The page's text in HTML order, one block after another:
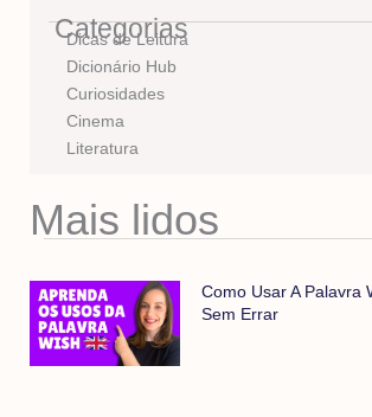
Categorias
Dicas de Leitura
Dicionário Hub
Curiosidades
Cinema
Literatura
Mais lidos
Como Usar A Palavra
Sem Errar